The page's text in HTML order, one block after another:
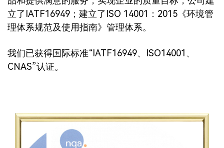
立了IATF16949；建立了ISO 14001：2015《环境管
理体系规范及使用指南》管理体系。
我们已获得国际标准“IATF16949、ISO14001、
CNAS”认证。